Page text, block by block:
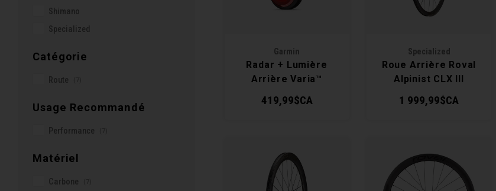
Shimano
Specialized
Catégorie
Route
Usage Recommandé
Performance
Matériel
Carbone
Garmin
Radar + Lumière
Arrière Varia™
RearVue 820
419,99$CA
Specialized
Roue Arrière Roval
Alpinist CLX III
1 999,99$CA